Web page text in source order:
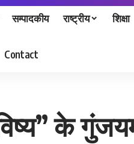
सम्पादकीय राष्ट्रीय शिक्षा
Contact
के